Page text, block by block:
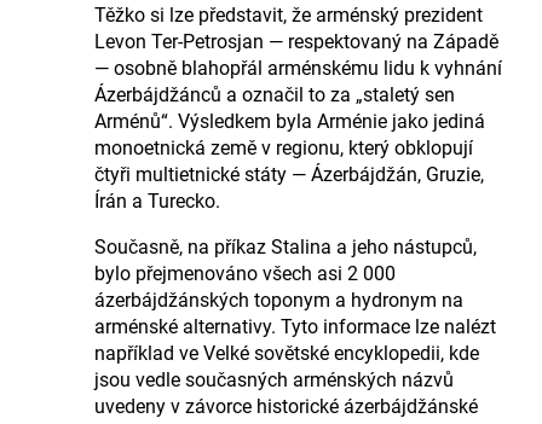
Těžko si lze představit, že arménský prezident
Levon Ter-Petrosjan — respektovaný na Západě
— osobně blahopřál arménskému lidu k vyhnání
Ázerbájdžánců a označil to za „staletý sen
Arménů“. Výsledkem byla Arménie jako jediná
monoetnická země v regionu, který obklopují
čtyři multietnické státy — Ázerbájdžán, Gruzie,
Írán a Turecko.
Současně, na příkaz Stalina a jeho nástupců,
bylo přejmenováno všech asi 2 000
ázerbájdžánských toponym a hydronym na
arménské alternativy. Tyto informace lze nalézt
například ve Velké sovětské encyklopedii, kde
jsou vedle současných arménských názvů
uvedeny v závorce historické ázerbájdžánské